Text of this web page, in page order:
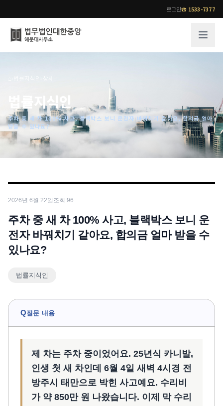
로그인☎ 1533-7377
오시는 길
통합검색
기업 인사이트
사례분석/최신동향
법률정보
소식/자료
언론보도
공지사항
법률서식
법률지식인
주차 중 새 차 100% 사고, 블랙박스 보니 운전자 바꿔치기 같아요, 합의금 얼마
받을 수 있나요?
2026년 6월 22일 조회 96
주차 중 새 차 100% 사고, 블랙박스 보니 운
전자 바꿔치기 같아요, 합의금 얼마 받을 수
있나요?
법률지식인
Q질문 내용
제 차는 주차 중이었어요. 25년식 카니발,
인생 첫 새 차인데 6월 4일 새벽 4시경 전
방주시 태만으로 박힌 사고예요. 수리비
가 약 850만 원 나왔습니다. 이제 막 수리